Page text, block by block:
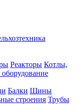
Реакторы Котлы,
Балки Шины
строения Трубы